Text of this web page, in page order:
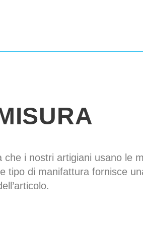
i nostri artigiani usano le
tipo di manifattura fornisce